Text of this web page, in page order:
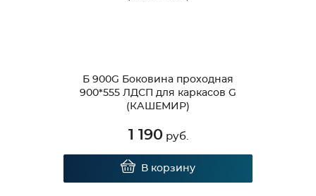
Б 900G Боковина проходная
900*555 ЛДСП для каркасов G
(КАШЕМИР)
1 190руб.
В корзину